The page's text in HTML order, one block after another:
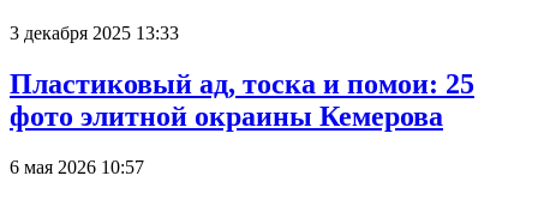
3 декабря 2025 13:33
Пластиковый ад, тоска и помои: 25
фото элитной окраины Кемерова
6 мая 2026 10:57